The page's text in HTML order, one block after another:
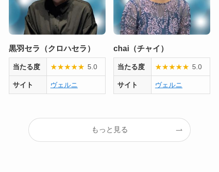
黒羽セラ（クロハセラ）
当たる度 ★★★★★ 5.0
サイト ヴェルニ
chai（チャイ）
当たる度 ★★★★★ 5.0
サイト ヴェルニ
もっと見る